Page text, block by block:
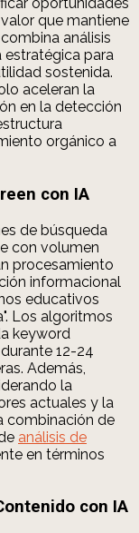
que mantiene
análisis
para
sostenida.
aceleran la
en la detección
orgánico a
con IA
de búsqueda
con volumen
procesamiento
informacional
educativos
Los algoritmos
keyword
12-24
Además,
la
actuales y la
combinación de
análisis de
en términos
con IA